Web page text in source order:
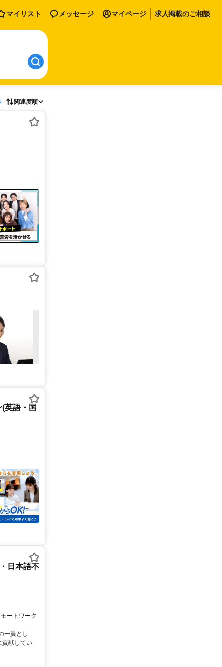
マイリスト メッセージ マイページ 求人掲載のご相談
関連度順
英語・国
日本語不
ートワーク
一員とし
貢献してい